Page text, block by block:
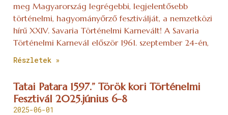
meg Magyarország legrégebbi, legjelentősebb
történelmi, hagyományőrző fesztiválját, a nemzetközi
hírű XXIV. Savaria Történelmi Karnevált! A Savaria
Történelmi Karnevál először 1961. szeptember 24-én,
Részletek »
Tatai Patara 1597.” Török kori Történelmi
Fesztivál 2025.június 6-8
2025-06-01